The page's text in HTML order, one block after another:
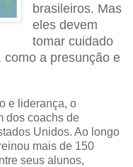
brasileiros. Mas
eles devem
tomar cuidado
a presunção e
e liderança, o
dos coachs de
Unidos. Ao longo
mais de 150
seus alunos,